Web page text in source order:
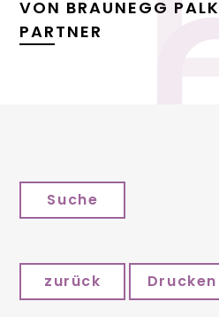
VON BRAUNEGG
PARTNER
Suche
zurück Drucken